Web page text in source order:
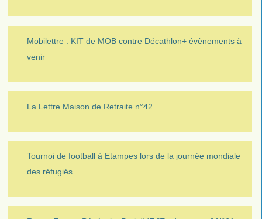
Mobilettre : KIT de MOB contre Décathlon+ évènements à
venir
La Lettre Maison de Retraite n°42
Tournoi de football à Etampes lors de la journée mondiale
des réfugiés